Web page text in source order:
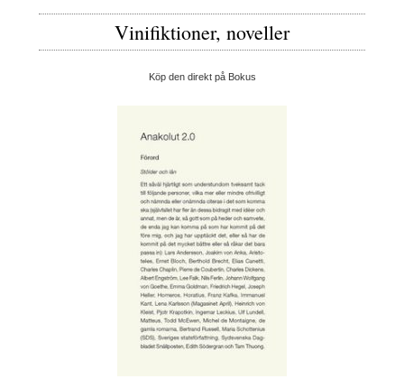
Vinifiktioner, noveller
Köp den direkt på Bokus